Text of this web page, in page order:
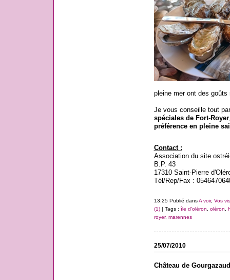
pleine mer ont des
Je vous conseille tout
spéciales de Fort-Royer
préférence en pleine
Contact :
Association du site
B.P. 43
17310 Saint-Pierre
Tél/Rep/Fax :
13:25 Publié dansA voir, Vos
(1)| Tags : île d'oléron oléron
royer, marennes
25/07/2010
Château de